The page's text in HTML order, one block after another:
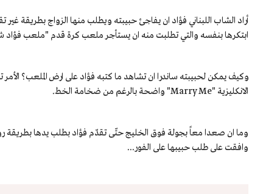
أراد الشاب اللبناني فؤاد ان يفاجئ حبيبته ويطلب منها الزواج بطريقة
ابتكرها بنفسه والتي تطلبت منه ان يستأجر ملعب كرة قدم "ملعب
وكيف يمكن لحبيبته ساندرا ان تشاهد ما كتبه فؤاد على ارض الملعب؟
الانكليزية "Marry Me" واضحة بالرغم من ضخامة الخط.
وما ان صعدا معاً بجولة فوق الخليج حتّى تقدّم فؤاد بطلب يدها بطريقة
وافقت على طلب حبيبها على الفور...